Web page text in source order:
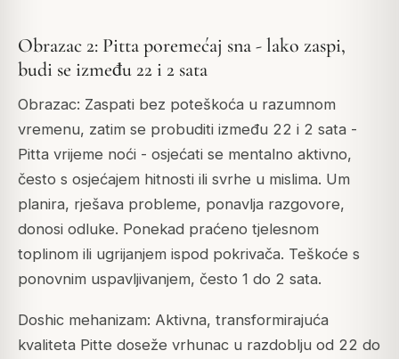
Obrazac 2: Pitta poremećaj sna - lako zaspi,
budi se između 22 i 2 sata
Obrazac: Zaspati bez poteškoća u razumnom
vremenu, zatim se probuditi između 22 i 2 sata -
Pitta vrijeme noći - osjećati se mentalno aktivno,
često s osjećajem hitnosti ili svrhe u mislima. Um
planira, rješava probleme, ponavlja razgovore,
donosi odluke. Ponekad praćeno tjelesnom
toplinom ili ugrijanjem ispod pokrivača. Teškoće s
ponovnim uspavljivanjem, često 1 do 2 sata.
Doshic mehanizam: Aktivna, transformirajuća
kvaliteta Pitte doseže vrhunac u razdoblju od 22 do